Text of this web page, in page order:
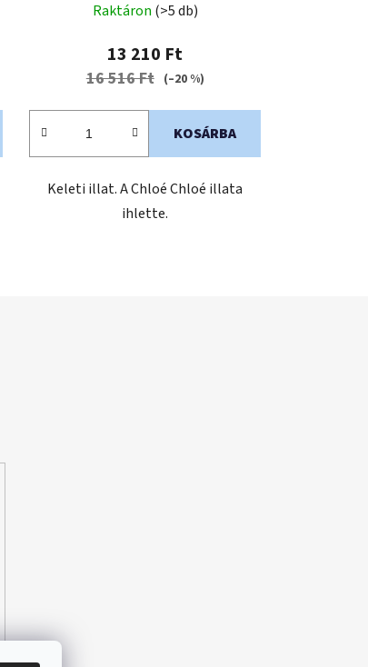
Raktáron (>5 db)
13 210 Ft
16 516 Ft (–20 %)
KOSÁRBA
Keleti illat. A Chloé Chloé illata
ihlette.